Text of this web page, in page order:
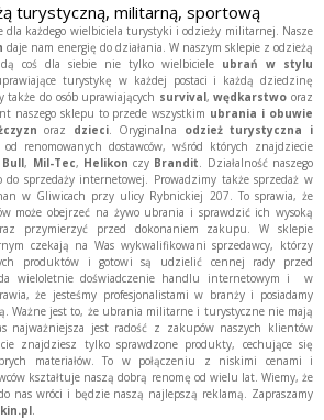
turystyczną, militarną, sportową
dla każdego wielbiciela turystyki i odzieży militarnej. Nasze
daje nam energię do działania. W naszym sklepie z odzieżą
coś dla siebie nie tylko wielbiciele ubrań w stylu
turystykę w każdej postaci i każdą dziedzinę
także do osób uprawiających survival,wędkarstwo oraz
naszego sklepu to przede wszystkim ubrania i obuwie
oraz dzieci. Oryginalna odzież turystyczna i
od renomowanych dostawców, wśród których znajdziecie
, Mil-Tec, Helikon czy Brandit. Działalność naszego
sprzedaży internetowej. Prowadzimy także sprzedaż w
w Gliwicach przy ulicy Rybnickiej 207. To sprawia, że
może obejrzeć na żywo ubrania i sprawdzić ich wysoką
przymierzyć przed dokonaniem zakupu. W sklepie
czekają na Was wykwalifikowani sprzedawcy, którzy
produktów i gotowi są udzielić cennej rady przed
wieloletnie doświadczenie handlu internetowym i w
że jesteśmy profesjonalistami w branży i posiadamy
Ważne jest to, że ubrania militarne i turystyczne nie mają
najważniejsza jest radość z zakupów naszych klientów
znajdziesz tylko sprawdzone produkty, cechujące się
materiałów. To w połączeniu z niskimi cenami i
kształtuje naszą dobrą renomę od wielu lat. Wiemy, że
nas wróci i będzie naszą najlepszą reklamą. Zapraszamy
.